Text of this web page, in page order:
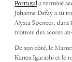
Portugal a terminé
Johanne Defay a su
Alyssa Spencer, dans
trouver des scores
De son côté, le
Kanoa Igarashi et le